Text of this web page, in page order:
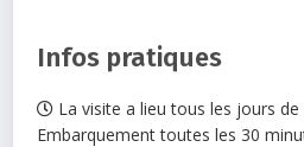
Infos pratiques
La visite a lieu tous les jours de
Embarquement toutes les 30